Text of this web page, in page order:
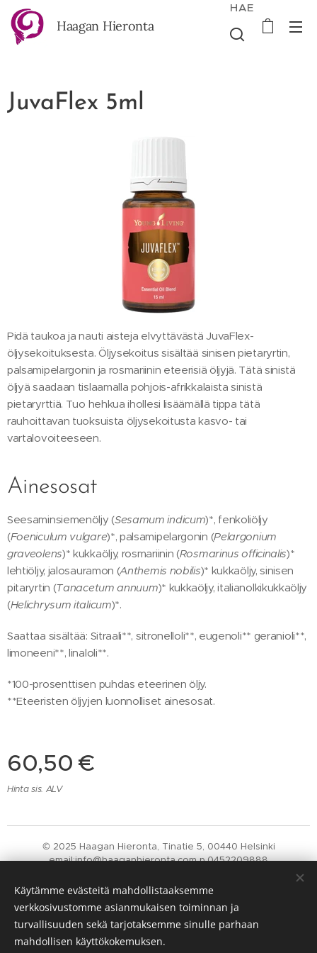
Haagan Hieronta
HAE
JuvaFlex 5ml
Pidä taukoa ja nauti aisteja elvyttävästä JuvaFlex-
öljysekoituksesta. Öljysekoitus sisältää sinisen pietaryrtin,
palsamipelargonin ja rosmariinin eteerisiä öljyjä. Tätä sinistä
öljyä saadaan tislaamalla pohjois-afrikkalaista sinistä
pietaryrttiä. Tuo hehkua ihollesi lisäämällä tippa tätä
rauhoittavan tuoksuista öljysekoitusta kasvo- tai
vartalovoiteeseen.
Ainesosat
Seesaminsiemenöljy (Sesamum indicum)*, fenkoliöljy
(Foeniculum vulgare)*, palsamipelargonin (Pelargonium
graveolens)* kukkaöljy, rosmariinin (Rosmarinus officinalis)*
lehtiöljy, jalosauramon (Anthemis nobilis)* kukkaöljy, sinisen
pitaryrtin (Tanacetum annuum)* kukkaöljy, italianolkikukkaöljy
(Helichrysum italicum)*.
Saattaa sisältää: Sitraali**, sitronelloli**, eugenoli** geranioli**,
limoneeni**, linaloli**.
*100-prosenttisen puhdas eteerinen öljy.
**Eteeristen öljyjen luonnolliset ainesosat.
60,50 €
Hinta sis. ALV
© 2025 Haagan Hieronta, Tinatie 5, 00440 Helsinki
email:info@haaganhieronta.com p.0452209888
Kielet
Suomi
English
Käytämme evästeitä mahdollistaaksemme
verkkosivustomme asianmukaisen toiminnan ja
turvallisuuden sekä tarjotaksemme sinulle parhaan
mahdollisen käyttökokemuksen.